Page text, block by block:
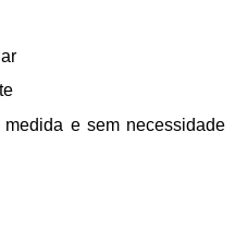
e sem necessidade